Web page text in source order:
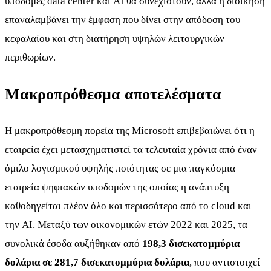
επαναλαμβάνει την έμφαση που δίνει στην απόδοση του
κεφαλαίου και στη διατήρηση υψηλών λειτουργικών
περιθωρίων.
Μακροπρόθεσμα αποτελέσματα
Η μακροπρόθεσμη πορεία της Microsoft επιβεβαιώνει ότι η
εταιρεία έχει μετασχηματιστεί τα τελευταία χρόνια από έναν
όμιλο λογισμικού υψηλής ποιότητας σε μια παγκόσμια
εταιρεία ψηφιακών υποδομών της οποίας η ανάπτυξη
καθοδηγείται πλέον όλο και περισσότερο από το cloud και
την AI. Μεταξύ των οικονομικών ετών 2022 και 2025, τα
συνολικά έσοδα αυξήθηκαν από 198,3 δισεκατομμύρια
δολάρια σε 281,7 δισεκατομμύρια δολάρια, που αντιστοιχεί